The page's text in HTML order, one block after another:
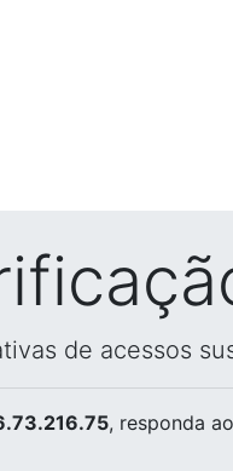
de acessos
, responda